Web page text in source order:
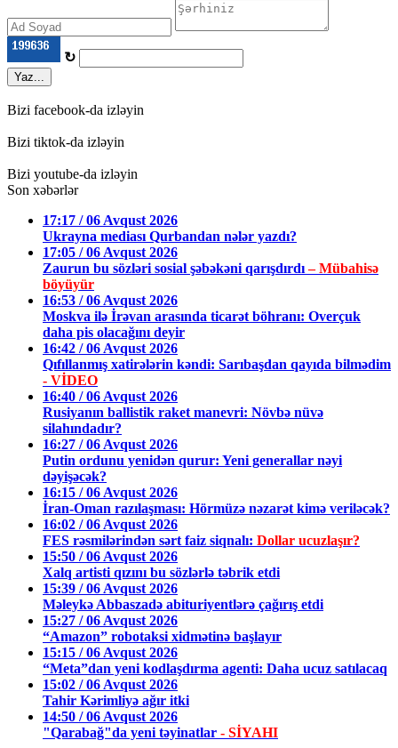
↻
Yaz...
Bizi facebook-da izləyin
Bizi tiktok-da izləyin
Bizi youtube-da izləyin
Son xəbərlər
17:17 / 06 Avqust 2026
Ukrayna mediası Qurbandan nələr yazdı?
17:05 / 06 Avqust 2026
Zaurun bu sözləri sosial şəbəkəni qarışdırdı– Mübahisə
böyüyür
16:53 / 06 Avqust 2026
Moskva ilə İrəvan arasında ticarət böhranı: Overçuk
daha pis olacağını deyir
16:42 / 06 Avqust 2026
Qıfıllanmış xatirələrin kəndi: Sarıbaşdan qayıda bilmədim
- VİDEO
16:40 / 06 Avqust 2026
Rusiyanın ballistik raket manevri: Növbə nüvə
silahındadır?
16:27 / 06 Avqust 2026
Putin ordunu yenidən qurur: Yeni generallar nəyi
dəyişəcək?
16:15 / 06 Avqust 2026
İran-Oman razılaşması: Hörmüzə nəzarət kimə veriləcək?
16:02 / 06 Avqust 2026
FES rəsmilərindən sərt faiz siqnalı: Dollar ucuzlaşır?
15:50 / 06 Avqust 2026
Xalq artisti qızını bu sözlərlə təbrik etdi
15:39 / 06 Avqust 2026
Məleykə Abbaszadə abituriyentlərə çağırış etdi
15:27 / 06 Avqust 2026
“Amazon” robotaksi xidmətinə başlayır
15:15 / 06 Avqust 2026
“Meta”dan yeni kodlaşdırma agenti: Daha ucuz satılacaq
15:02 / 06 Avqust 2026
Tahir Kərimliyə ağır itki
14:50 / 06 Avqust 2026
"Qarabağ"da yeni təyinatlar - SİYAHI